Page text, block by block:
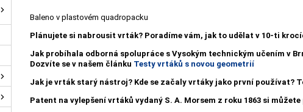
Baleno v plastovém quadropacku
Plánujete si nabrousit vrták? Poradíme vám, jak to udělat v 10-ti
Jak probíhala odborná spolupráce s Vysokým technickým učením v
Dozvíte se v našem článku Testy vrtáků s novou geometrií
Jak je vrták starý nástroj? Kde se začaly vrtáky jako první používat?
Patent na vylepšení vrtáků vydaný S. A. Morsem z roku 1863 si